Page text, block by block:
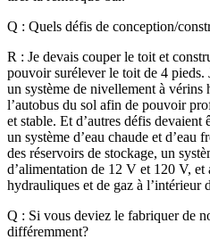
Q : Quels défis de conception/
R : Je devais couper le toit et
pouvoir surélever le toit de 4 pieds.
un système de nivellement à
l’autobus du sol afin de pouvoir
et stable. Et d’autres défis
un système d’eau chaude et d’eau
des réservoirs de stockage, un
d’alimentation de 12 V et 120 V, et
hydrauliques et de gaz à l’intérieur
Q : Si vous deviez le fabriquer de
différemment?